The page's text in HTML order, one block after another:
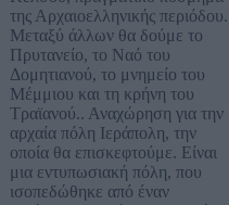
της Αρχαιοελληνικής περιόδου.
Μεταξύ άλλων θα δούμε το
Πρυτανείο, το Ναό του
Δομητιανού, το μνημείο του
Μέμμιου και τη κρήνη του
Τραϊανού.. Αναχώρηση για την
αρχαία πόλη Ιεράπολη, την
οποία θα επισκεφτούμε. Είναι
μια εντυπωσιακή πόλη, που
ισοπεδώθηκε από έναν